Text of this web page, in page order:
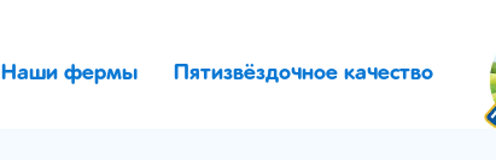
Наши фермы Пятизвёздочное качество